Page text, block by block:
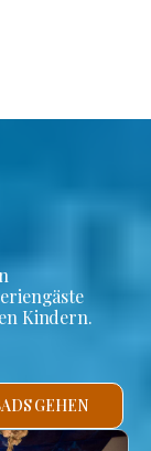
Kindern.
GEHEN